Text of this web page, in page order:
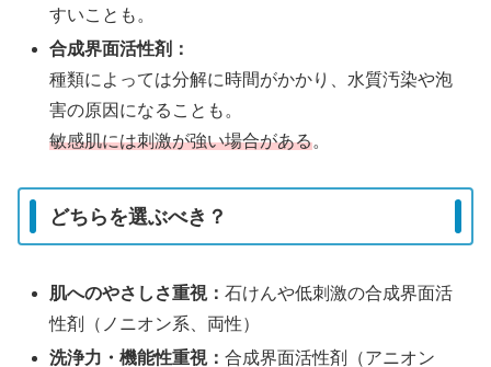
すいことも。
合成界面活性剤：
種類によっては分解に時間がかかり、水質汚染や泡
害の原因になることも。
敏感肌には刺激が強い場合がある。
どちらを選ぶべき？
肌へのやさしさ重視：石けんや低刺激の合成界面活
性剤（ノニオン系、両性）
洗浄力・機能性重視：合成界面活性剤（アニオン